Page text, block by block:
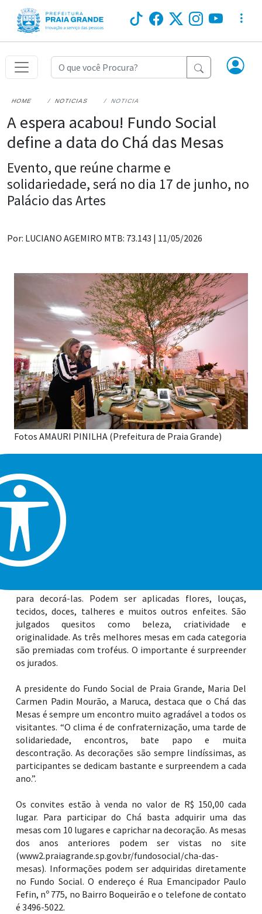
HOME NOTICIAS NOTICIA
A espera acabou! Fundo Social
define a data do Chá das Mesas
Evento, que reúne charme e
solidariedade, será no dia 17 de junho, no
Palácio das Artes
Por: LUCIANO AGEMIRO MTB: 73.143 | 11/05/2026
Fotos AMAURI PINILHA (Prefeitura de Praia Grande)
A espera acabou! O evento beneficente mais charmoso de
Praia Grande já tem data definida. A edição 2026 do Chá
das Mesas, realizado pelo Fundo Social de Solidariedade
da Cidade, será no dia 17 de junho, no Palácio das Artes.
Toda a arrecadação é destinada aos trabalhos sociais do
Município.
para decorá-las. Podem ser aplicadas flores, louças,
tecidos, doces, talheres e muitos outros enfeites. São
julgados quesitos como beleza, criatividade e
originalidade. As três melhores mesas em cada categoria
são premiadas com troféus. O importante é surpreender
os jurados.
A presidente do Fundo Social de Praia Grande, Maria Del
Carmen Padin Mourão, a Maruca, destaca que o Chá das
Mesas é sempre um encontro muito agradável a todos os
visitantes. “O clima é de confraternização, uma tarde de
solidariedade, encontros, bate papo e muita
descontração. As decorações são sempre lindíssimas, as
participantes se dedicam bastante e surpreendem a cada
ano.”.
Os convites estão à venda no valor de R$ 150,00 cada
lugar. Para participar do Chá basta adquirir uma das
mesas com 10 lugares e caprichar na decoração. As mesas
dos anos anteriores podem ser vistas no site
(www2.praiagrande.sp.gov.br/fundosocial/cha-das-
mesas). Informações podem ser adquiridas diretamente
no Fundo Social. O endereço é Rua Emancipador Paulo
Fefin, nº 775, no Bairro Boqueirão e o telefone de contato
é 3496-5022.